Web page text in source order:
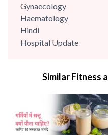
Gynaecology
Haematology
Hindi
Hospital Update
Mental Health
Neonatology &
Nephrology & Dialysis
Neurology
Similar Fitness